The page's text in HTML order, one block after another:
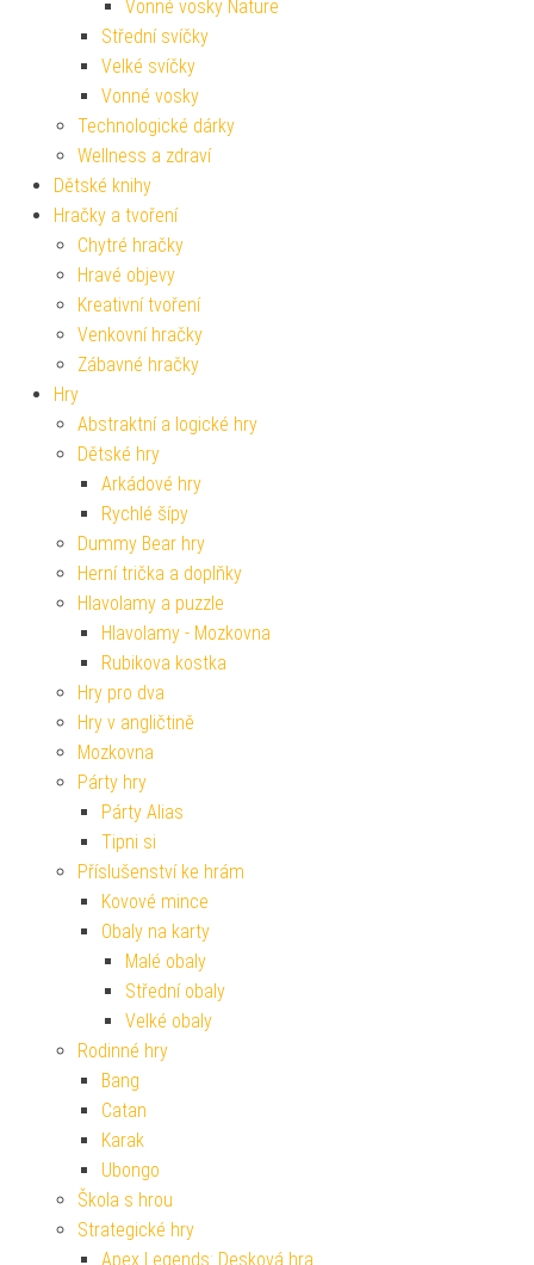
Vonné vosky Nature
Střední svíčky
Velké svíčky
Vonné vosky
Technologické dárky
Wellness a zdraví
Dětské knihy
Hračky a tvoření
Chytré hračky
Hravé objevy
Kreativní tvoření
Venkovní hračky
Zábavné hračky
Hry
Abstraktní a logické hry
Dětské hry
Arkádové hry
Rychlé šípy
Dummy Bear hry
Herní trička a doplňky
Hlavolamy a puzzle
Hlavolamy - Mozkovna
Rubikova kostka
Hry pro dva
Hry v angličtině
Mozkovna
Párty hry
Párty Alias
Tipni si
Příslušenství ke hrám
Kovové mince
Obaly na karty
Malé obaly
Střední obaly
Velké obaly
Rodinné hry
Bang
Catan
Karak
Ubongo
Škola s hrou
Strategické hry
Apex Legends: Desková hra